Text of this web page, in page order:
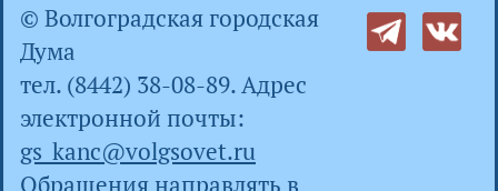
© Волгоградская городская
Дума
тел. (8442) 38-08-89. Адрес
электронной почты:
gs_kanc@volgsovet.ru
Обращения направлять в